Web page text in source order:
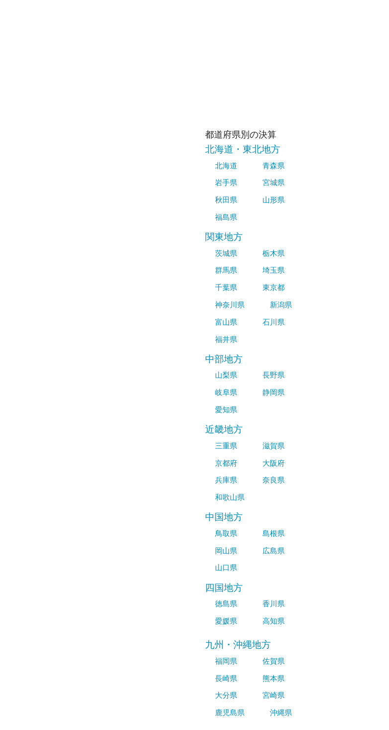
都道府県別の決算
北海道・東北地方
北海道
青森県
岩手県
宮城県
秋田県
山形県
福島県
関東地方
茨城県
栃木県
群馬県
埼玉県
千葉県
東京都
神奈川県
新潟県
富山県
石川県
福井県
中部地方
山梨県
長野県
岐阜県
静岡県
愛知県
近畿地方
三重県
滋賀県
京都府
大阪府
兵庫県
奈良県
和歌山県
中国地方
鳥取県
島根県
岡山県
広島県
山口県
四国地方
徳島県
香川県
愛媛県
高知県
九州・沖縄地方
福岡県
佐賀県
長崎県
熊本県
大分県
宮崎県
鹿児島県
沖縄県